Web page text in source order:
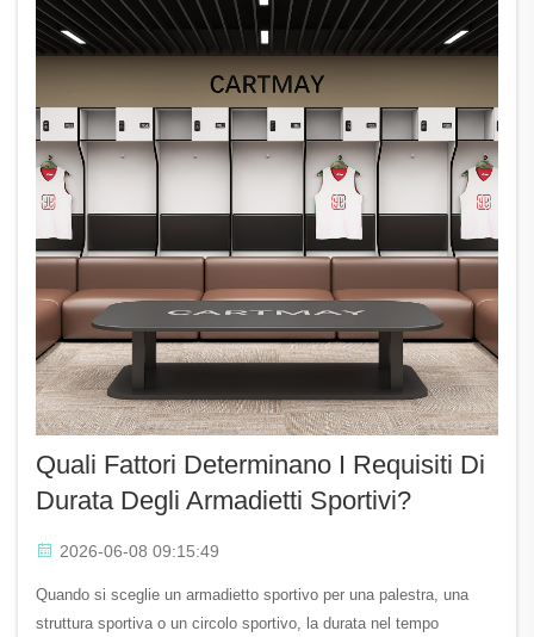
Quali Fattori Determinano I Requisiti Di
Durata Degli Armadietti Sportivi?
2026-06-08 09:15:49
Quando si sceglie un armadietto sportivo per una palestra, una
struttura sportiva o un circolo sportivo, la durata nel tempo